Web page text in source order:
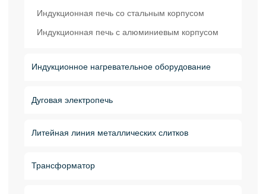
Индукционная печь со стальным корпусом
Индукционная печь с алюминиевым корпусом
Индукционное нагревательное оборудование
Дуговая электропечь
Литейная линия металлических слитков
Трансформатор